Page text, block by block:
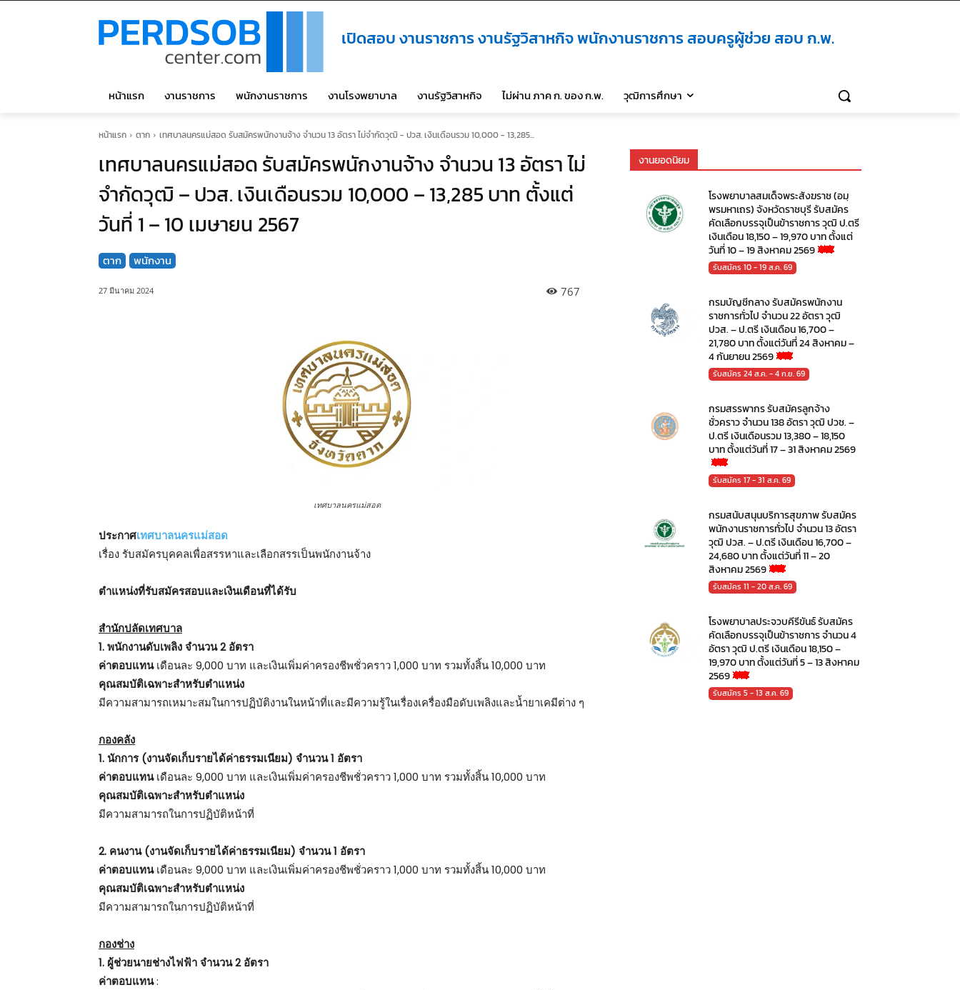
เปิดสอบ งานราชการ งานรัฐวิสาหกิจ พนักงานราชการ สอบครูผู้ช่วย สอบ ก.พ.
หน้าแรก งานราชการ พนักงานราชการ งานโรงพยาบาล งานรัฐวิสาหกิจ ไม่ผ่าน ภาค ก. ของ ก.พ. วุฒิการศึกษา
หน้าแรก ตาก เทศบาลนครแม่สอด รับสมัครพนักงานจ้าง จำนวน 13 อัตรา ไม่จำกัดวุฒิ - ปวส. เงินเดือนรวม 10,000 - 13,285...
เทศบาลนครแม่สอด รับสมัครพนักงานจ้าง จำนวน 13 อัตรา ไม่
จำกัดวุฒิ – ปวส. เงินเดือนรวม 10,000 – 13,285 บาท ตั้งแต่
วันที่ 1 – 10 เมษายน 2567
ตาก พนักงาน
27 มีนาคม 2024 767
เทศบาลนครแม่สอด
ประกาศเทศบาลนครแม่สอด
เรื่อง รับสมัครบุคคลเพื่อสรรหาและเลือกสรรเป็นพนักงานจ้าง
ตําแหน่งที่รับสมัครสอบและเงินเดือนที่ได้รับ
สำนักปลัดเทศบาล
1. พนักงานดับเพลิง จำนวน 2 อัตรา
ค่าตอบแทนเดือนละ 9,000 บาท และเงินเพิ่มค่าครองชีพชั่วคราว 1,000 บาท รวมทั้งสิ้น 10,000 บาท
คุณสมบัติเฉพาะสำหรับตำแหน่ง
มีความสามารถเหมาะสมในการปฏิบัติงานในหน้าที่และมีความรู้ในเรื่องเครื่องมือดับเพลิงและน้ำยาเคมีต่าง ๆ
กองคลัง
1. นักการ (งานจัดเก็บรายได้ค่าธรรมเนียม) จำนวน 1 อัตรา
ค่าตอบแทนเดือนละ 9,000 บาท และเงินเพิ่มค่าครองชีพชั่วคราว 1,000 บาท รวมทั้งสิ้น 10,000 บาท
คุณสมบัติเฉพาะสำหรับตำแหน่ง
มีความสามารถในการปฏิบัติหน้าที่
2. คนงาน (งานจัดเก็บรายได้ค่าธรรมเนียม) จำนวน 1 อัตรา
ค่าตอบแทนเดือนละ 9,000 บาท และเงินเพิ่มค่าครองชีพชั่วคราว 1,000 บาท รวมทั้งสิ้น 10,000 บาท
คุณสมบัติเฉพาะสำหรับตำแหน่ง
มีความสามารถในการปฏิบัติหน้าที่
กองช่าง
1. ผู้ช่วยนายช่างไฟฟ้า จำนวน 2 อัตรา
ค่าตอบแทน:
งานยอดนิยม
โรงพยาบาลสมเด็จพระสังฆราช (อมฺ
พรมหาเถร) จังหวัดราชบุรี รับสมัคร
คัดเลือกบรรจุเป็นข้าราชการ วุฒิ ป.ตรี
เงินเดือน 18,150 – 19,970 บาท ตั้งแต่
วันที่ 10 – 19 สิงหาคม 2569
รับสมัคร 10 - 19 ส.ค. 69
กรมบัญชีกลาง รับสมัครพนักงาน
ราชการทั่วไป จำนวน 22 อัตรา วุฒิ
ปวส. – ป.ตรี เงินเดือน 16,700 –
21,780 บาท ตั้งแต่วันที่ 24 สิงหาคม –
4 กันยายน 2569
รับสมัคร 24 ส.ค. - 4 ก.ย. 69
กรมสรรพากร รับสมัครลูกจ้าง
ชั่วคราว จำนวน 138 อัตรา วุฒิ ปวช. –
ป.ตรี เงินเดือนรวม 13,380 – 18,150
บาท ตั้งแต่วันที่ 17 – 31 สิงหาคม 2569
รับสมัคร 17 - 31 ส.ค. 69
กรมสนับสนุนบริการสุขภาพ รับสมัคร
พนักงานราชการทั่วไป จำนวน 13 อัตรา
วุฒิ ปวส. – ป.ตรี เงินเดือน 16,700 –
24,680 บาท ตั้งแต่วันที่ 11 – 20
สิงหาคม 2569
รับสมัคร 11 - 20 ส.ค. 69
โรงพยาบาลประจวบคีรีขันธ์ รับสมัคร
คัดเลือกบรรจุเป็นข้าราชการ จำนวน 4
อัตรา วุฒิ ป.ตรี เงินเดือน 18,150 –
19,970 บาท ตั้งแต่วันที่ 5 – 13 สิงหาคม
2569
รับสมัคร 5 - 13 ส.ค. 69